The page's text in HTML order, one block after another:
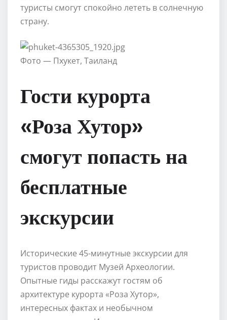
туристы смогут спокойно лететь в солнечную
страну.
Фото — Пхукет, Таиланд
Гости курорта
«Роза Хутор»
смогут попасть на
бесплатные
экскурсии
Исторические 45-минутные экскурсии для
туристов проводит Музей Археологии.
Опытные гиды расскажут гостям об
архитектуре курорта «Роза Хутор»,
интересных фактах и необычном